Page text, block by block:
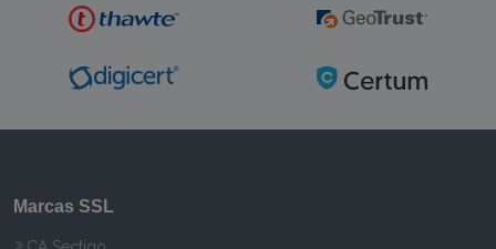
Marcas SSL